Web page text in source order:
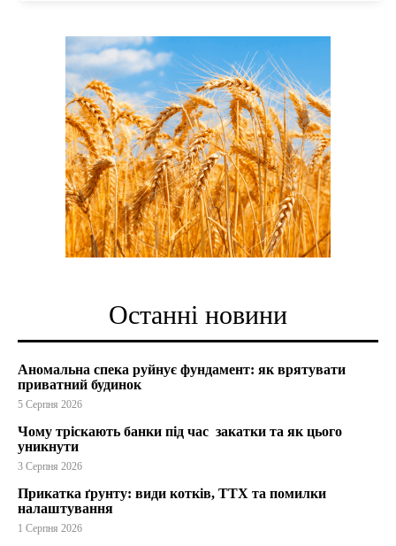
Останні новини
Аномальна спека руйнує фундамент: як врятувати
приватний будинок
5 Серпня 2026
Чому тріскають банки під час закатки та як цього
уникнути
3 Серпня 2026
Прикатка ґрунту: види котків, ТТХ та помилки
налаштування
1 Серпня 2026